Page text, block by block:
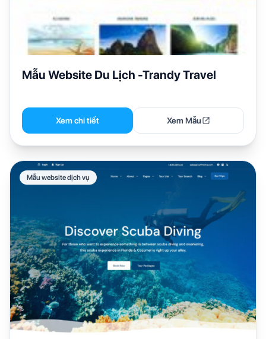
Mẫu Website Du Lịch -Trandy Travel
Xem chi tiết Xem Mẫu
Mẫu website dịch vụ